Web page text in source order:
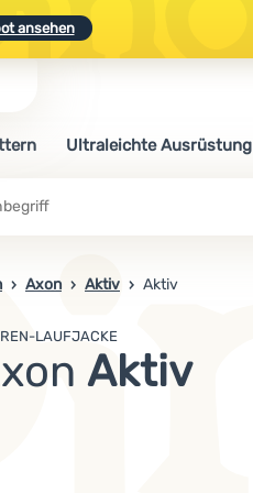
ansehen
ansehenUltraleichte Ausrüstung
Axon Aktiv Aktiv
Aktiv
LAUFJACKE